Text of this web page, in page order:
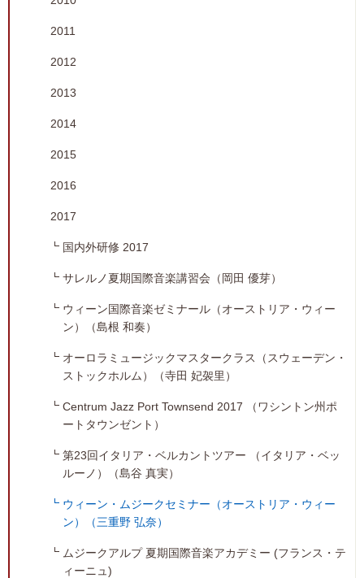
2011
2012
2013
2014
2015
2016
2017
国内外研修 2017
サレルノ夏期国際音楽講習会（岡田 優芽）
ウィーン国際音楽ゼミナール（オーストリア・ウィー
ン）（島根 和奏）
オーロラミュージックマスタークラス（スウェーデン・
ストックホルム）（寺田 妃袈里）
Centrum Jazz Port Townsend 2017 （ワシントン州ポ
ートタウンゼント）
第23回イタリア・ベルカントツアー （イタリア・ベッ
ルーノ）（島谷 真実）
ウィーン・ムジークセミナー（オーストリア・ウィー
ン）（三重野 弘奈）
ムジークアルプ 夏期国際音楽アカデミー (フランス・テ
ィーニュ)